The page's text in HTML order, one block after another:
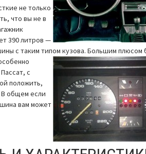
не только
что вы не в
390 литров —
с таким типом кузова. Большим плюсом
с
положить,
В общем если
вам может